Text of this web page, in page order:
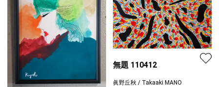
無題 110412
眞野丘秋 / Takaaki MANO